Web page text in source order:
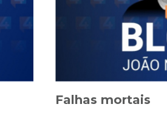
Falhas mortais